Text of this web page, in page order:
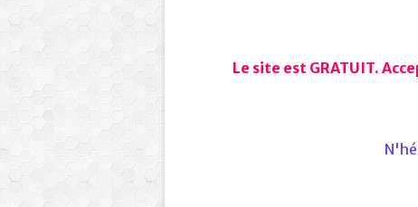
Le site est GRATUIT.